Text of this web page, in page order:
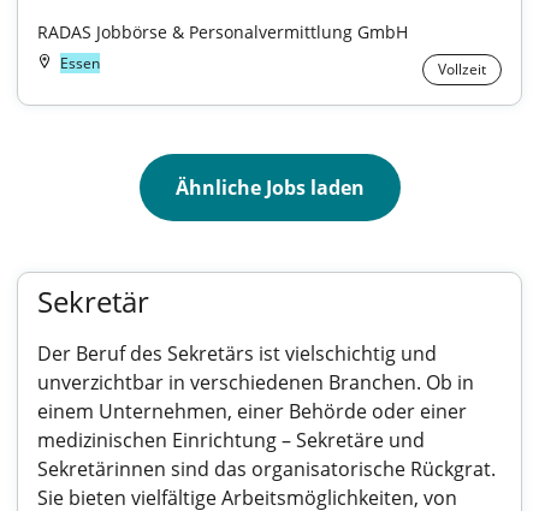
RADAS Jobbörse & Personalvermittlung GmbH
Essen Vollzeit
Ähnliche Jobs laden
Sekretär
Der Beruf des Sekretärs ist vielschichtig und
unverzichtbar in verschiedenen Branchen. Ob in
einem Unternehmen, einer Behörde oder einer
medizinischen Einrichtung – Sekretäre und
Sekretärinnen sind das organisatorische Rückgrat.
Sie bieten vielfältige Arbeitsmöglichkeiten, von